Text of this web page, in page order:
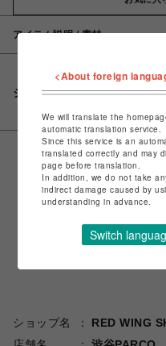
アイテム説明 / 素材
シェアする
ショップ名
RED WING
<About foreign
We will translate the
automatic translation service.
Since this service is an
translated correctly and may
page before translation.
In addition, we do not take
indirect damage caused by
understanding in advance.
Switch